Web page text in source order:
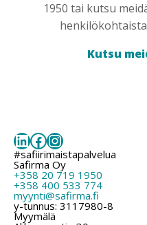
1950 tai kutsu
Kutsu
LinkedIn
Facebook
Instagram
#safiirimaistapalvelua
Safirma Oy
+358 20 719 1950
+358 400 533 774
myynti@safirma.fi
y-tunnus: 3117980-8
Myymälä